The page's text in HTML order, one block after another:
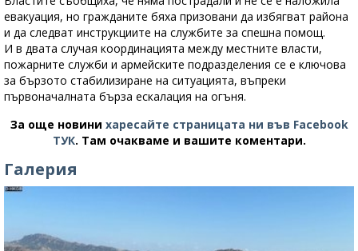
евакуация, но гражданите бяха призовани да избягват района
и да следват инструкциите на службите за спешна помощ.
И в двата случая координацията между местните власти,
пожарните служби и армейските подразделения се е ключова
за бързото стабилизиране на ситуацията, въпреки
първоначалната бърза ескалация на огъня.
За още новини харесайте страницата ни във Facebook
ТУК. Там очакваме и вашите коментари.
Галерия